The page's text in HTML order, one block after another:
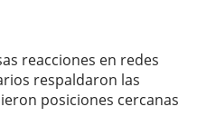
reacciones en redes
respaldaron las
posiciones cercanas